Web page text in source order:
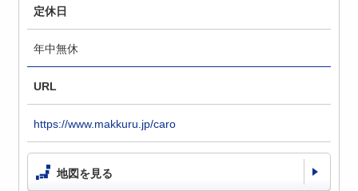
定休日
年中無休
URL
https://www.makkuru.jp/caro
地図を見る